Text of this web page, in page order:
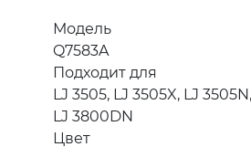
Модель
Q7583A
Подходит для
LJ 3505, LJ 3505X, LJ
LJ 3800DN
Цвет